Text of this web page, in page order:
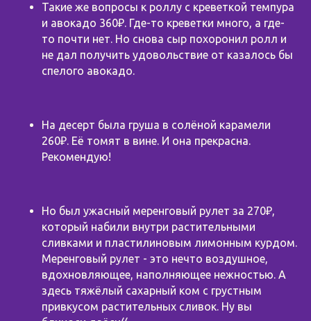
Такие же вопросы к роллу с креветкой темпура
и авокадо 360₽. Где-то креветки много, а где-
то почти нет. Но снова сыр похоронил ролл и
не дал получить удовольствие от казалось бы
спелого авокадо.
На десерт была груша в солёной карамели
260₽. Её томят в вине. И она прекрасна.
Рекомендую!
Но был ужасный меренговый рулет за 270₽,
который набили внутри растительными
сливками и пластилиновым лимонным курдом.
Меренговый рулет - это нечто воздушное,
вдохновляющее, наполняющее нежностью. А
здесь тяжёлый сахарный ком с грустным
привкусом растительных сливок. Ну вы